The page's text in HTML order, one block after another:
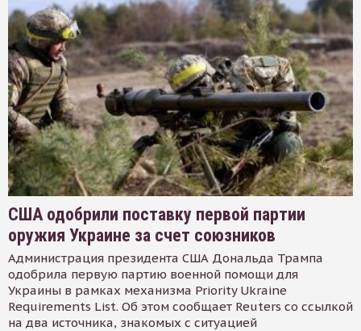
США одобрили поставку первой партии
оружия Украине за счет союзников
Администрация президента США Дональда Трампа
одобрила первую партию военной помощи для
Украины в рамках механизма Priority Ukraine
Requirements List. Об этом сообщает Reuters со ссылкой
на два источника, знакомых с ситуацией